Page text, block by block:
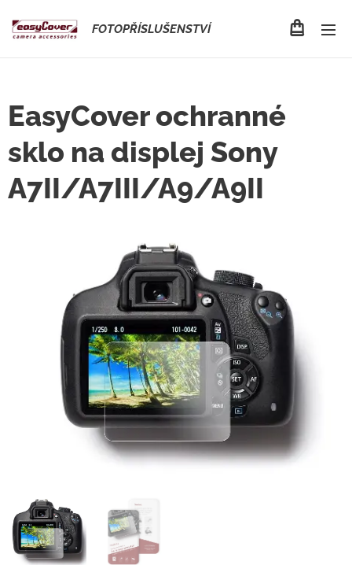
FOTOPŘÍSLUŠENSTVÍ
EasyCover ochranné
sklo na displej Sony
A7II/A7III/A9/A9II